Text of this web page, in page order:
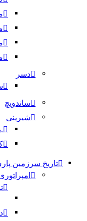
دسر
ساندویچ
شیرینی
تاریخ سرزمین